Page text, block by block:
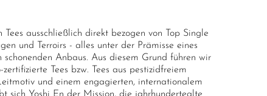
ausschließlich direkt bezogen von Top Single
und Terroirs - alles unter der Prämisse eines
Anbaus. Aus diesem Grund führen wir
Tees bzw. Tees aus pestizidfreiem
und einem engagierten, internationalem